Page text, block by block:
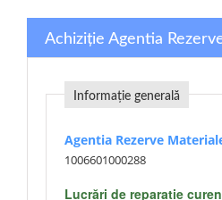
Achiziție Agentia
Informație generală
Agentia Rezerve
1006601000288
Lucrări de reparație